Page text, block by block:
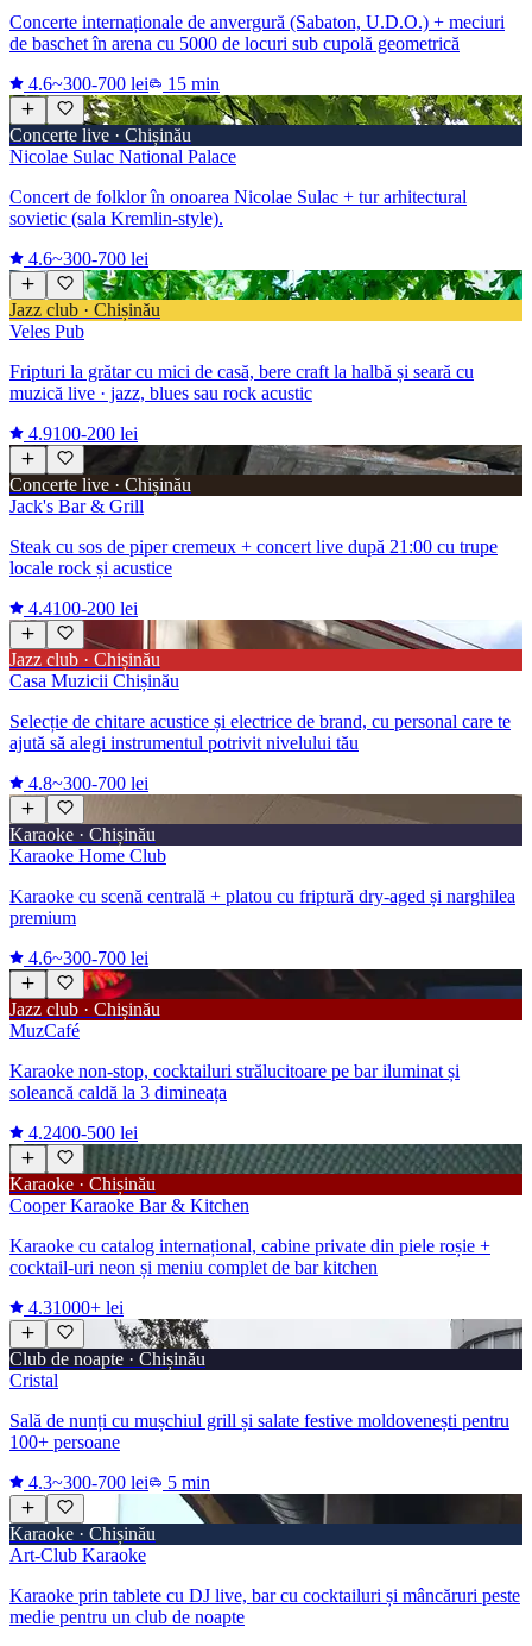
Concerte internaționale de anvergură (Sabaton, U.D.O.) + meciuri
de baschet în arena cu 5000 de locuri sub cupolă geometrică
4.6~300-700 lei 15 min
Concerte live · Chișinău
Nicolae Sulac National Palace
Concert de folklor în onoarea Nicolae Sulac + tur arhitectural
sovietic (sala Kremlin-style).
4.6~300-700 lei
Jazz club · Chișinău
Veles Pub
Fripturi la grătar cu mici de casă, bere craft la halbă și seară cu
muzică live · jazz, blues sau rock acustic
4.9100-200 lei
Concerte live · Chișinău
Jack's Bar & Grill
Steak cu sos de piper cremeux + concert live după 21:00 cu trupe
locale rock și acustice
4.4100-200 lei
Jazz club · Chișinău
Casa Muzicii Chișinău
Selecție de chitare acustice și electrice de brand, cu personal care te
ajută să alegi instrumentul potrivit nivelului tău
4.8~300-700 lei
Karaoke · Chișinău
Karaoke Home Club
Karaoke cu scenă centrală + platou cu friptură dry-aged și narghilea
premium
4.6~300-700 lei
Jazz club · Chișinău
MuzCafé
Karaoke non-stop, cocktailuri strălucitoare pe bar iluminat și
soleancă caldă la 3 dimineața
4.2400-500 lei
Karaoke · Chișinău
Cooper Karaoke Bar & Kitchen
Karaoke cu catalog internațional, cabine private din piele roșie +
cocktail-uri neon și meniu complet de bar kitchen
4.31000+ lei
Club de noapte · Chișinău
Cristal
Sală de nunți cu mușchiul grill și salate festive moldovenești pentru
100+ persoane
4.3~300-700 lei 5 min
Karaoke · Chișinău
Art-Club Karaoke
Karaoke prin tablete cu DJ live, bar cu cocktailuri și mâncăruri peste
medie pentru un club de noapte